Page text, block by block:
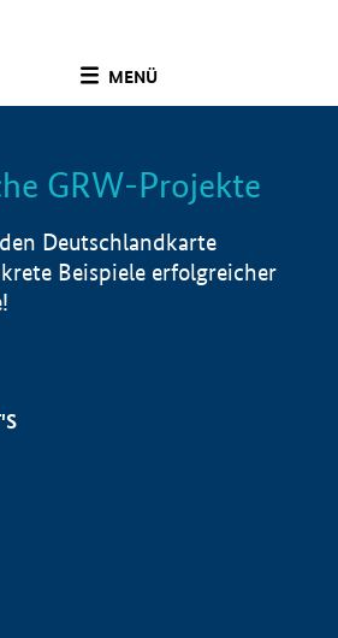
MENÜ
Info
GRW-Projekte
Deutschlandkarte
Beispiele erfolgreicher